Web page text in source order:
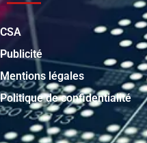
CSA
Publicité
Mentions légales
Politique de confidentialité